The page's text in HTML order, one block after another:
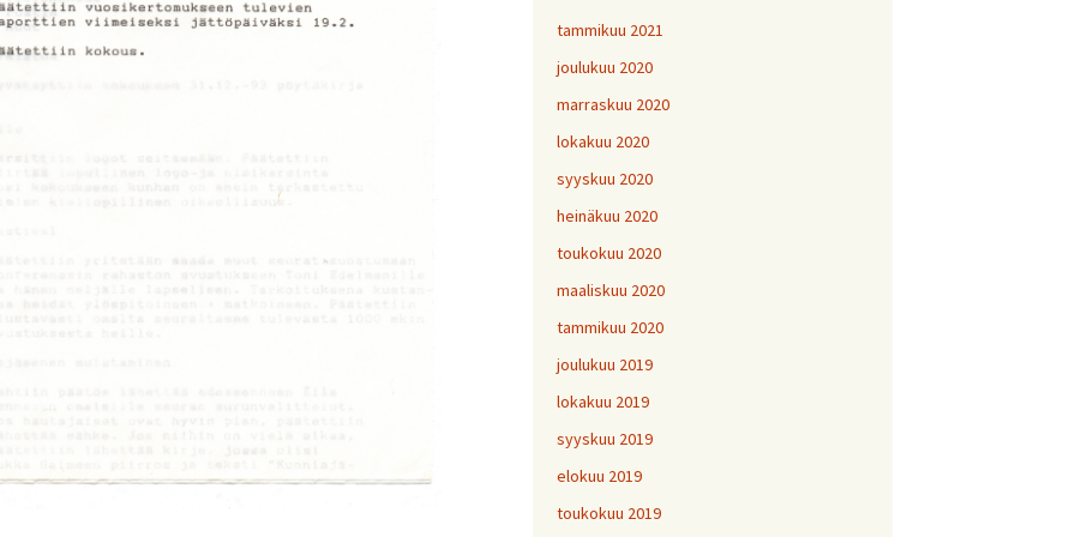
tammikuu 2021
joulukuu 2020
marraskuu 2020
lokakuu 2020
syyskuu 2020
heinäkuu 2020
toukokuu 2020
maaliskuu 2020
tammikuu 2020
joulukuu 2019
lokakuu 2019
syyskuu 2019
elokuu 2019
toukokuu 2019